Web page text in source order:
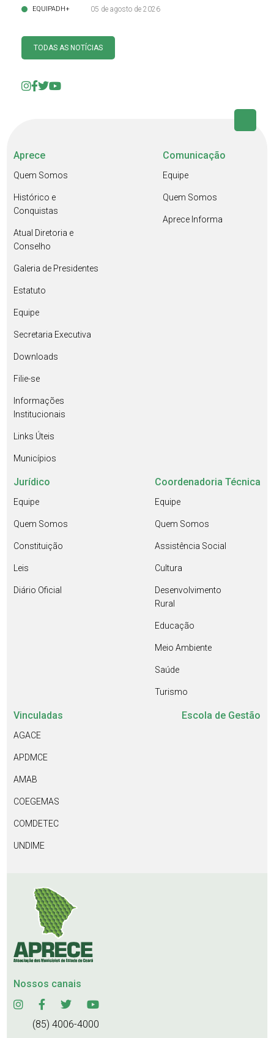
EQUIPADH+ 05 de agosto de 2026
TODAS AS NOTÍCIAS
Aprece
Quem Somos
Histórico e
Conquistas
Atual Diretoria e
Conselho
Galeria de Presidentes
Estatuto
Equipe
Secretaria Executiva
Downloads
Filie-se
Informações
Institucionais
Links Úteis
Municípios
Comunicação
Equipe
Quem Somos
Aprece Informa
Jurídico
Equipe
Quem Somos
Constituição
Leis
Diário Oficial
Coordenadoria Técnica
Equipe
Quem Somos
Assistência Social
Cultura
Desenvolvimento
Rural
Educação
Meio Ambiente
Saúde
Turismo
Vinculadas
AGACE
APDMCE
AMAB
COEGEMAS
COMDETEC
UNDIME
Escola de Gestão
Nossos canais
(85) 4006-4000